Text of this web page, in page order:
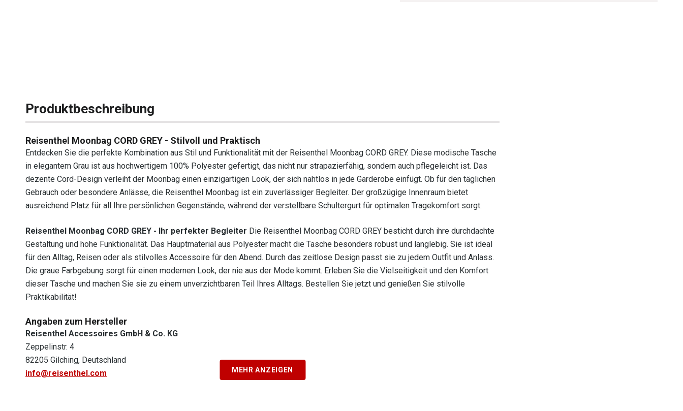
Produktbeschreibung
Reisenthel Moonbag CORD GREY - Stilvoll und Praktisch
Entdecken Sie die perfekte Kombination aus Stil und Funktionalität mit der Reisenthel Moonbag CORD GREY. Diese modische Tasche
in elegantem Grau ist aus hochwertigem 100% Polyester gefertigt, das nicht nur strapazierfähig, sondern auch pflegeleicht ist. Das
dezente Cord-Design verleiht der Moonbag einen einzigartigen Look, der sich nahtlos in jede Garderobe einfügt. Ob für den täglichen
Gebrauch oder besondere Anlässe, die Reisenthel Moonbag ist ein zuverlässiger Begleiter. Der großzügige Innenraum bietet
ausreichend Platz für all Ihre persönlichen Gegenstände, während der verstellbare Schultergurt für optimalen Tragekomfort sorgt.
Reisenthel Moonbag CORD GREY - Ihr perfekter Begleiter Die Reisenthel Moonbag CORD GREY besticht durch ihre durchdachte
Gestaltung und hohe Funktionalität. Das Hauptmaterial aus Polyester macht die Tasche besonders robust und langlebig. Sie ist ideal
für den Alltag, Reisen oder als stilvolles Accessoire für den Abend. Durch das zeitlose Design passt sie zu jedem Outfit und Anlass.
Die graue Farbgebung sorgt für einen modernen Look, der nie aus der Mode kommt. Erleben Sie die Vielseitigkeit und den Komfort
dieser Tasche und machen Sie sie zu einem unverzichtbaren Teil Ihres Alltags. Bestellen Sie jetzt und genießen Sie stilvolle
Praktikabilität!
Angaben zum Hersteller
Reisenthel Accessoires GmbH & Co. KG
Zeppelinstr. 4
82205 Gilching, Deutschland
info@reisenthel.com
MEHR ANZEIGEN